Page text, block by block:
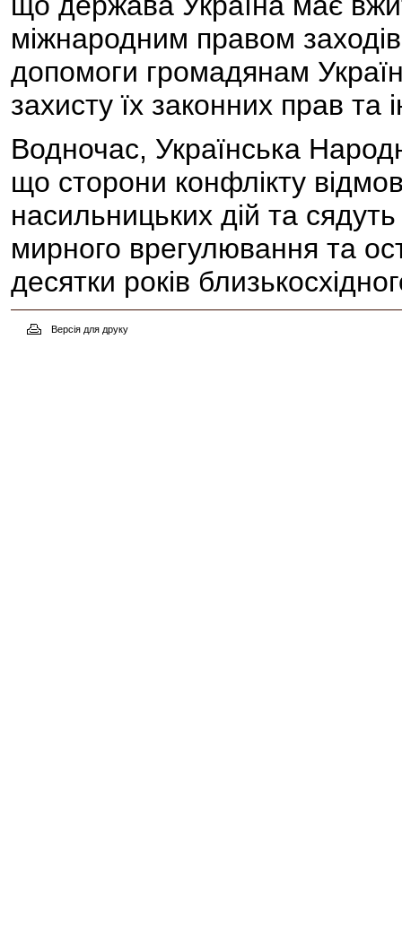
міжнародним правом
допомоги громадянам
захисту їх законних прав та
Водночас, Українська
що сторони конфлікту
насильницьких дій та
мирного врегулювання та
десятки років
Версія для друку